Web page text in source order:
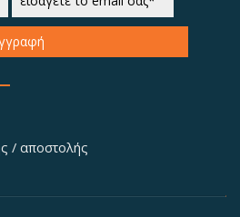
/ αποστολής